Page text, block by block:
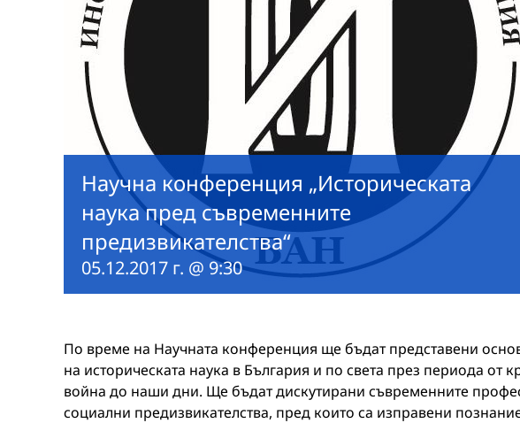
Научна конференция „Историческата
наука пред съвременните
предизвикателства“
05.12.2017 г. @ 9:30
По време на Научната конференция ще бъдат представени
на историческата наука в България и по света през периода от
война до наши дни. Ще бъдат дискутирани съвременните
социални предизвикателства, пред които са изправени